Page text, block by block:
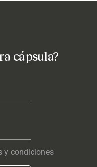
cápsula?
y condiciones